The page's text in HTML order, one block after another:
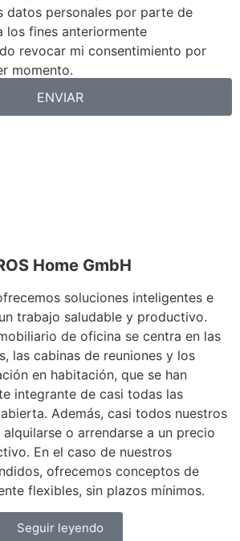
datos personales por parte de
los fines anteriormente
revocar mi consentimiento por
momento.
ENVIAR
Home GmbH
soluciones inteligentes e
trabajo saludable y productivo.
de oficina se centra en las
las cabinas de reuniones y los
en habitación, que se han
integrante de casi todas las
Además, casi todos nuestros
o arrendarse a un precio
En el caso de nuestros
ofrecemos conceptos de
flexibles, sin plazos mínimos.
Seguir leyendo